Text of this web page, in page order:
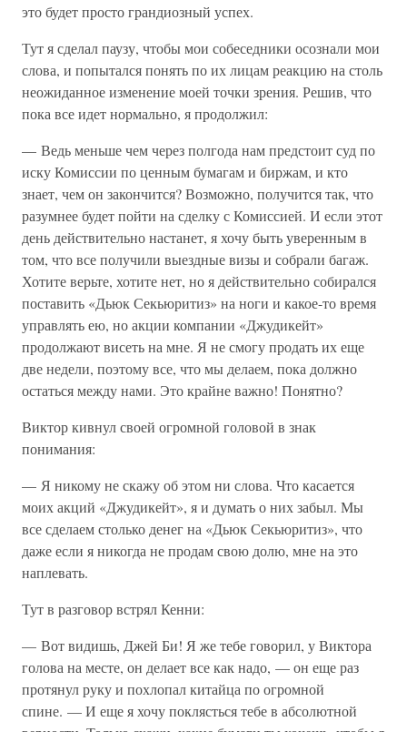
это будет просто грандиозный успех.
Тут я сделал паузу, чтобы мои собеседники осознали мои
слова, и попытался понять по их лицам реакцию на столь
неожиданное изменение моей точки зрения. Решив, что
пока все идет нормально, я продолжил:
— Ведь меньше чем через полгода нам предстоит суд по
иску Комиссии по ценным бумагам и биржам, и кто
знает, чем он закончится? Возможно, получится так, что
разумнее будет пойти на сделку с Комиссией. И если этот
день действительно настанет, я хочу быть уверенным в
том, что все получили выездные визы и собрали багаж.
Хотите верьте, хотите нет, но я действительно собирался
поставить «Дьюк Секьюритиз» на ноги и какое-то время
управлять ею, но акции компании «Джудикейт»
продолжают висеть на мне. Я не смогу продать их еще
две недели, поэтому все, что мы делаем, пока должно
остаться между нами. Это крайне важно! Понятно?
Виктор кивнул своей огромной головой в знак
понимания:
— Я никому не скажу об этом ни слова. Что касается
моих акций «Джудикейт», я и думать о них забыл. Мы
все сделаем столько денег на «Дьюк Секьюритиз», что
даже если я никогда не продам свою долю, мне на это
наплевать.
Тут в разговор встрял Кенни:
— Вот видишь, Джей Би! Я же тебе говорил, у Виктора
голова на месте, он делает все как надо, — он еще раз
протянул руку и похлопал китайца по огромной
спине. — И еще я хочу поклясться тебе в абсолютной